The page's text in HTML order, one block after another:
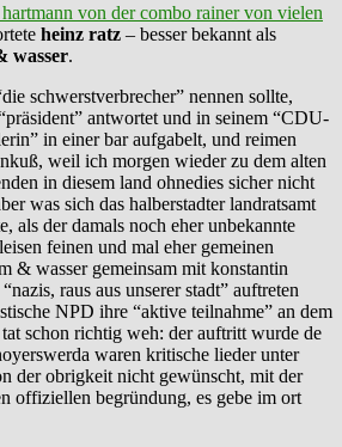
von der combo rainer von vielen
heinz ratz – besser bekannt als
wasser.
schwerstverbrecher” nennen sollte,
antwortet und in seinem “CDU-
in einer bar aufgabelt, und reimen
weil ich morgen wieder zu dem alten
in diesem land ohnedies sicher nicht
was sich das halberstadter landratsamt
als der damals noch eher unbekannte
feinen und mal eher gemeinen
& wasser gemeinsam mit konstantin
raus aus unserer stadt” auftreten
NPD ihre “aktive teilnahme” an dem
schon richtig weh: der auftritt wurde de
waren kritische lieder unter
der obrigkeit nicht gewünscht, mit der
offiziellen begründung, es gebe im ort